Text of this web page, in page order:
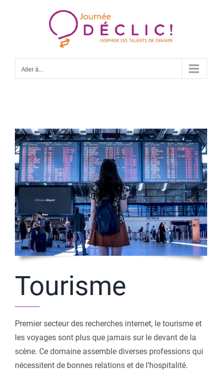
Aller à...
Tourisme
Premier secteur des recherches internet, le tourisme et
les voyages sont plus que jamais sur le devant de la
scène. Ce domaine assemble diverses professions qui
nécessitent de bonnes relations et de l’hospitalité.